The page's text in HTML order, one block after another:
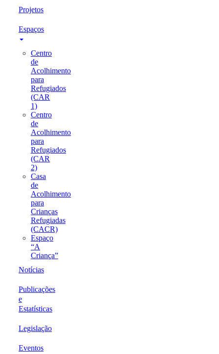
Projetos
Espaços
Centro
de
Acolhimento
para
Refugiados
(CAR
1)
Centro
de
Acolhimento
para
Refugiados
(CAR
2)
Casa
de
Acolhimento
para
Crianças
Refugiadas
(CACR)
Espaço
“A
Criança”
Notícias
Publicações
e
Estatísticas
Legislação
Eventos